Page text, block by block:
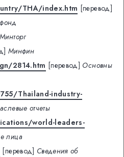
THA/index.htm [перевод]
Минторг
Минфин
2814.htm [перевод] Основны
Thailand-industry-
отчеты
world-leaders-
лица
[перевод] Сведения об